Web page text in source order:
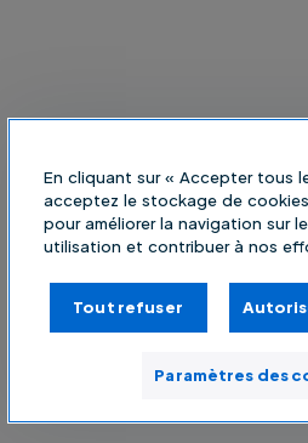
En cliquant sur « Accepter tous
acceptez le stockage de
pour améliorer la navigation sur
utilisation et contribuer à nos
Tout refuser
Paramètres des